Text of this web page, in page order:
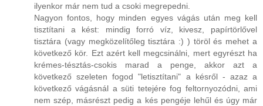
ilyenkor már nem tud a csoki megrepedni.
Nagyon fontos, hogy minden egyes vágás után meg kell
tisztítani a kést: mindig forró víz, kivesz, papírtörlővel
tisztára (vagy megközelítőleg tisztára :) ) töröl és mehet a
következő kör. Ezt azért kell megcsinálni, mert egyrészt ha
krémes-tésztás-csokis marad a penge, akkor azt a
következő szeleten fogod "letisztítani" a késről - azaz a
következő vágásnál a süti tetejére fog feltornyozódni, ami
nem szép, másrészt pedig a kés pengéje lehűl és úgy már